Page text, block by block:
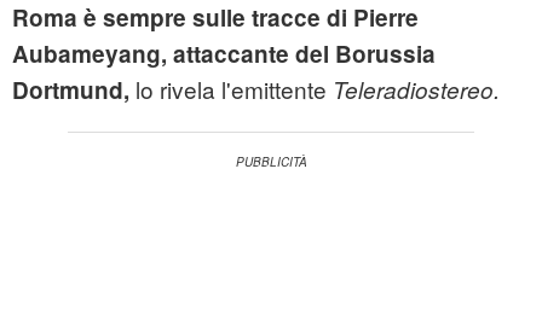
Roma è sempre sulle tracce di Pierre
Aubameyang, attaccante del Borussia
Dortmund, lo rivela l'emittente Teleradiostereo.